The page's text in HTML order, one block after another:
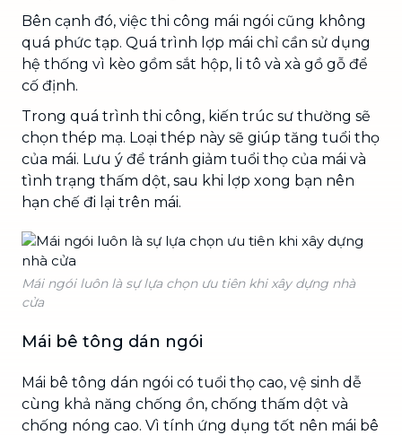
Bên cạnh đó, việc thi công mái ngói cũng không
quá phức tạp. Quá trình lợp mái chỉ cần sử dụng
hệ thống vì kèo gồm sắt hộp, li tô và xà gồ gỗ để
cố định.
Trong quá trình thi công, kiến trúc sư thường sẽ
chọn thép mạ. Loại thép này sẽ giúp tăng tuổi thọ
của mái. Lưu ý để tránh giảm tuổi thọ của mái và
tình trạng thấm dột, sau khi lợp xong bạn nên
hạn chế đi lại trên mái.
Mái ngói luôn là sự lựa chọn ưu tiên khi xây dựng nhà
cửa
Mái bê tông dán ngói
Mái bê tông dán ngói có tuổi thọ cao, vệ sinh dễ
cùng khả năng chống ồn, chống thấm dột và
chống nóng cao. Vì tính ứng dụng tốt nên mái bê